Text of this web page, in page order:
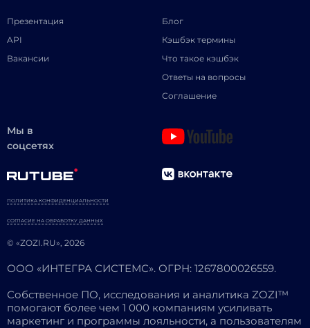
Презентация
API
Вакансии
Блог
Кэшбэк термины
Что такое кэшбэк
Ответы на вопросы
Соглашение
Мы в
соцсетях
© «ZOZI.RU», 2026
ПОЛИТИКА КОНФИДЕНЦИАЛЬНОСТИ
СОГЛАСИЕ НА ОБРАБОТКУ ДАННЫХ
ООО «ИНТЕГРА СИСТЕМС». ОГРН: 1267800026559.
Собственное ПО, исследования и аналитика ZOZI™
помогают более чем 1 000 компаниям усиливать
маркетинг и программы лояльности, а пользователям